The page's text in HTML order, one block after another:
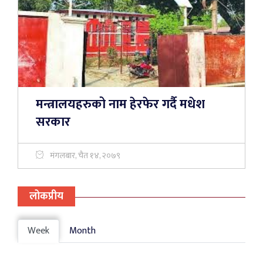
मन्त्रालयहरुको नाम हेरफेर गर्दै मधेश
सरकार
मंगलबार, चैत १४, २०७९
लोकप्रीय
Week Month